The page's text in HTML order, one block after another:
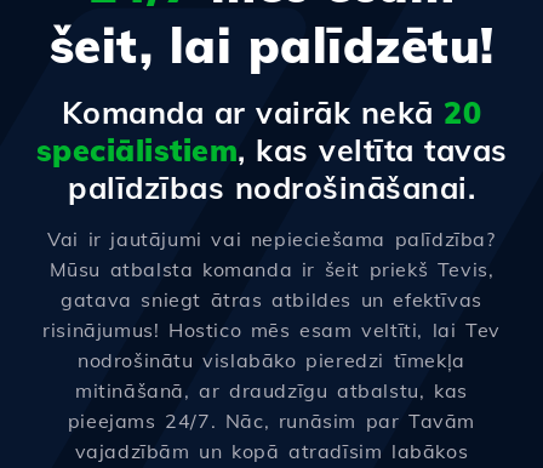
šeit, lai palīdzētu!
Komanda ar vairāk nekā 20
speciālistiem, kas veltīta tavas
palīdzības nodrošināšanai.
Vai ir jautājumi vai nepieciešama palīdzība?
Mūsu atbalsta komanda ir šeit priekš Tevis,
gatava sniegt ātras atbildes un efektīvas
risinājumus! Hostico mēs esam veltīti, lai Tev
nodrošinātu vislabāko pieredzi tīmekļa
mitināšanā, ar draudzīgu atbalstu, kas
pieejams 24/7. Nāc, runāsim par Tavām
vajadzībām un kopā atradīsim labākos